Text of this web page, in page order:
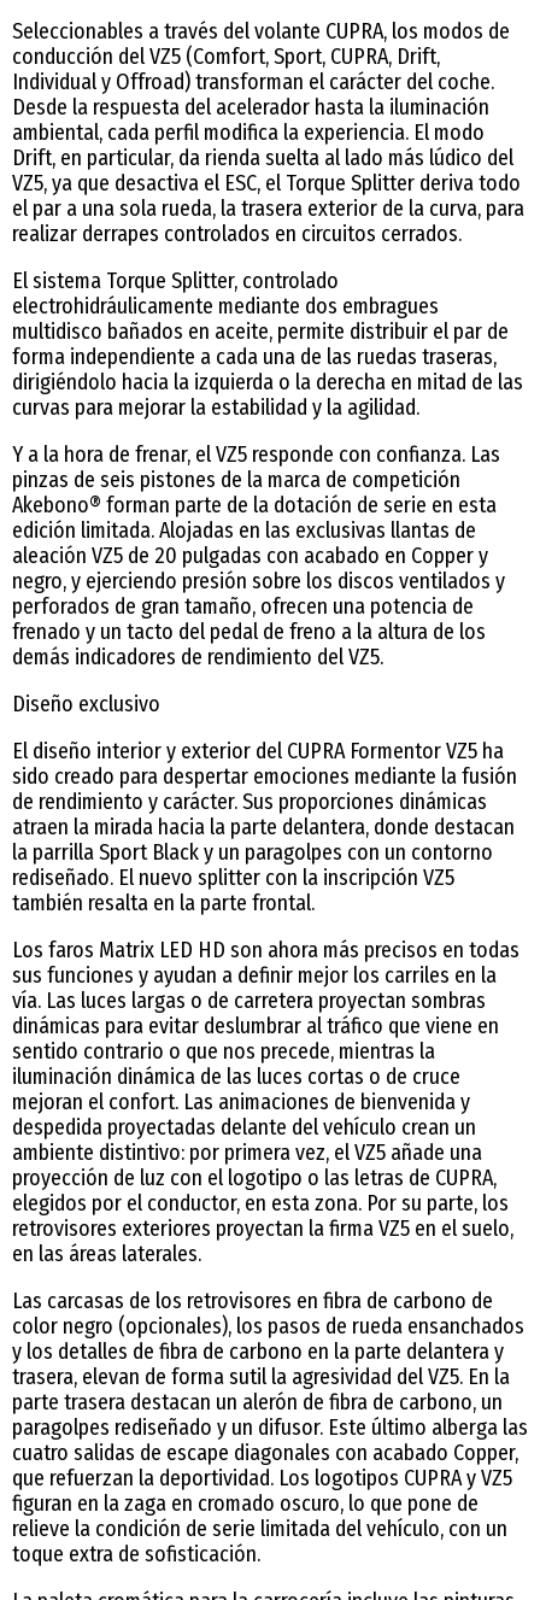
Seleccionables a través del volante CUPRA, los modos de
conducción del VZ5 (Comfort, Sport, CUPRA, Drift,
Individual y Offroad) transforman el carácter del coche.
Desde la respuesta del acelerador hasta la iluminación
ambiental, cada perfil modifica la experiencia. El modo
Drift, en particular, da rienda suelta al lado más lúdico del
VZ5, ya que desactiva el ESC, el Torque Splitter deriva todo
el par a una sola rueda, la trasera exterior de la curva, para
realizar derrapes controlados en circuitos cerrados.
El sistema Torque Splitter, controlado
electrohidráulicamente mediante dos embragues
multidisco bañados en aceite, permite distribuir el par de
forma independiente a cada una de las ruedas traseras,
dirigiéndolo hacia la izquierda o la derecha en mitad de las
curvas para mejorar la estabilidad y la agilidad.
Y a la hora de frenar, el VZ5 responde con confianza. Las
pinzas de seis pistones de la marca de competición
Akebono® forman parte de la dotación de serie en esta
edición limitada. Alojadas en las exclusivas llantas de
aleación VZ5 de 20 pulgadas con acabado en Copper y
negro, y ejerciendo presión sobre los discos ventilados y
perforados de gran tamaño, ofrecen una potencia de
frenado y un tacto del pedal de freno a la altura de los
demás indicadores de rendimiento del VZ5.
Diseño exclusivo
El diseño interior y exterior del CUPRA Formentor VZ5 ha
sido creado para despertar emociones mediante la fusión
de rendimiento y carácter. Sus proporciones dinámicas
atraen la mirada hacia la parte delantera, donde destacan
la parrilla Sport Black y un paragolpes con un contorno
rediseñado. El nuevo splitter con la inscripción VZ5
también resalta en la parte frontal.
Los faros Matrix LED HD son ahora más precisos en todas
sus funciones y ayudan a definir mejor los carriles en la
vía. Las luces largas o de carretera proyectan sombras
dinámicas para evitar deslumbrar al tráfico que viene en
sentido contrario o que nos precede, mientras la
iluminación dinámica de las luces cortas o de cruce
mejoran el confort. Las animaciones de bienvenida y
despedida proyectadas delante del vehículo crean un
ambiente distintivo: por primera vez, el VZ5 añade una
proyección de luz con el logotipo o las letras de CUPRA,
elegidos por el conductor, en esta zona. Por su parte, los
retrovisores exteriores proyectan la firma VZ5 en el suelo,
en las áreas laterales.
Las carcasas de los retrovisores en fibra de carbono de
color negro (opcionales), los pasos de rueda ensanchados
y los detalles de fibra de carbono en la parte delantera y
trasera, elevan de forma sutil la agresividad del VZ5. En la
parte trasera destacan un alerón de fibra de carbono, un
paragolpes rediseñado y un difusor. Este último alberga las
cuatro salidas de escape diagonales con acabado Copper,
que refuerzan la deportividad. Los logotipos CUPRA y VZ5
figuran en la zaga en cromado oscuro, lo que pone de
relieve la condición de serie limitada del vehículo, con un
toque extra de sofisticación.